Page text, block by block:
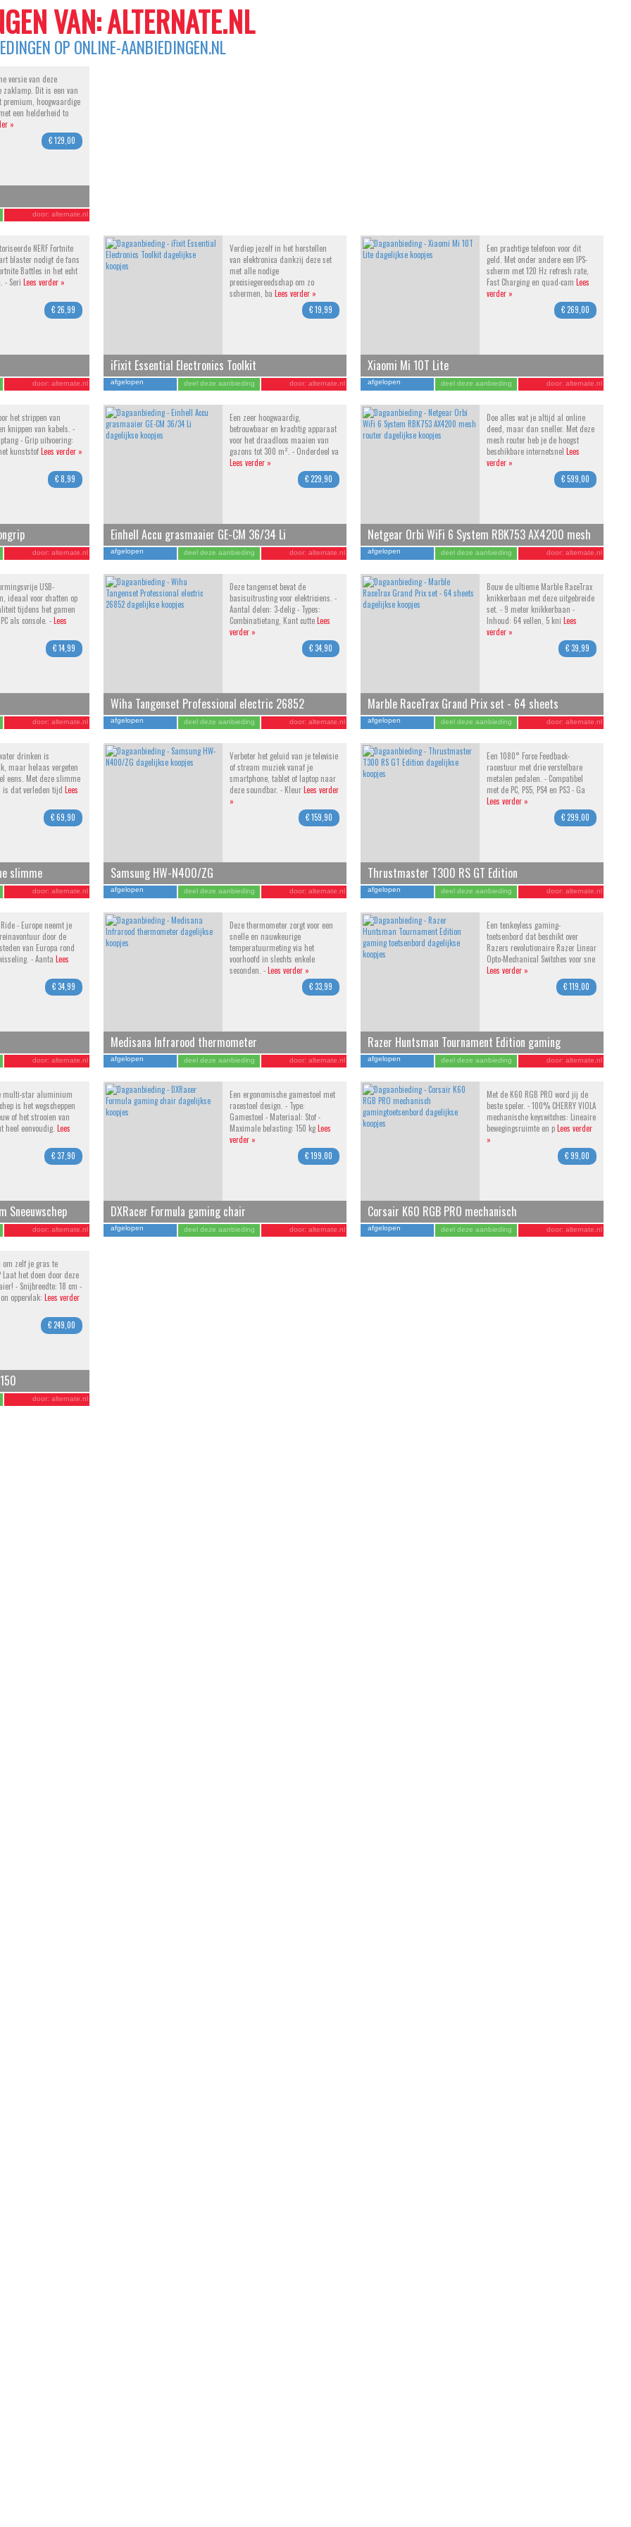
VAN: ALTERNATE.NL
OP ONLINE-AANBIEDINGEN.NL
versie van deze
zaklamp. Dit is een van
premium, hoogwaardige
een helderheid to
»
€ 129,00
door: alternate.nl
NERF Fortnite
blaster nodigt de fans
Battles in het echt
- Seri Lees verder »
€ 26,99
door: alternate.nl
Verdiep jezelf in het herstellen
van elektronica dankzij deze set
met alle nodige
precisiegereedschap om zo
schermen, ba Lees verder »
€ 19,99
iFixit Essential Electronics Toolkit
afgelopen deel deze aanbieding door: alternate.nl
Een prachtige telefoon voor dit
geld. Met onder andere een IPS-
scherm met 120 Hz refresh rate,
Fast Charging en quad-cam Lees
verder »
€ 269,00
Xiaomi Mi 10T Lite
afgelopen deel deze aanbieding door: alternate.nl
het strippen van
knippen van kabels. -
- Grip uitvoering:
kunststofLees verder »
€ 8,99
door: alternate.nl
Een zeer hoogwaardig,
betrouwbaar en krachtig apparaat
voor het draadloos maaien van
gazons tot 300 m². - Onderdeel va
Lees verder »
€ 229,90
Einhell Accu grasmaaier GE-CM 36/34 Li
afgelopen deel deze aanbieding door: alternate.nl
Doe alles wat je altijd al online
deed, maar dan sneller. Met deze
mesh router heb je de hoogst
beschikbare internetsnel Lees
verder »
€ 599,00
Netgear Orbi WiFi 6 System RBK753 AX4200 mesh
router
afgelopen deel deze aanbieding door: alternate.nl
USB-
ideaal voor chatten op
tijdens het gamen
als console. -Lees
€ 14,99
door: alternate.nl
Deze tangenset bevat de
basisuitrusting voor elektriciens. -
Aantal delen: 3-delig - Types:
Combinatietang, Kant cutteLees
verder »
€ 34,90
Wiha Tangenset Professional electric 26852
afgelopen deel deze aanbieding door: alternate.nl
Bouw de ultieme Marble RaceTrax
knikkerbaan met deze uitgebreide
set. - 9 meter knikkerbaan -
Inhoud: 64 vellen, 5 kni Lees
verder »
€ 39,99
Marble RaceTrax Grand Prix set - 64 sheets
afgelopen deel deze aanbieding door: alternate.nl
drinken is
maar helaas vergeten
eens. Met deze slimme
is dat verleden tijd Lees
€ 69,90
slimme
door: alternate.nl
Verbeter het geluid van je televisie
of stream muziek vanaf je
smartphone, tablet of laptop naar
deze soundbar. - KleurLees verder
»
€ 159,90
Samsung HW-N400/ZG
afgelopen deel deze aanbieding door: alternate.nl
Een 1080° Force Feedback-
racestuur met drie verstelbare
metalen pedalen. - Compatibel
met de PC, PS5, PS4 en PS3 - Ga
Lees verder »
€ 299,00
Thrustmaster T300 RS GT Edition
afgelopen deel deze aanbieding door: alternate.nl
- Europe neemt je
door de
van Europa rond
- Aanta Lees
€ 34,99
door: alternate.nl
Deze thermometer zorgt voor een
snelle en nauwkeurige
temperatuurmeting via het
voorhoofd in slechts enkele
seconden. -Lees verder »
€ 33,99
Medisana Infrarood thermometer
afgelopen deel deze aanbieding door: alternate.nl
Een tenkeyless gaming-
toetsenbord dat beschikt over
Razers revolutionaire Razer Linear
Opto-Mechanical Switches voor sne
Lees verder »
€ 119,00
Razer Huntsman Tournament Edition gaming
toetsenbord
afgelopen deel deze aanbieding door: alternate.nl
multi-star aluminium
is het wegscheppen
of het strooien van
heel eenvoudig. Lees
€ 37,90
Sneeuwschep
door: alternate.nl
Een ergonomische gamestoel met
racestoel design. - Type:
Gamestoel - Materiaal: Stof -
Maximale belasting: 150 kgLees
verder »
€ 199,00
DXRacer Formula gaming chair
afgelopen deel deze aanbieding door: alternate.nl
Met de K60 RGB PRO word jij de
beste speler. - 100% CHERRY VIOLA
mechanische keyswitches: Lineaire
bewegingsruimte en pLees verder
»
€ 99,00
Corsair K60 RGB PRO mechanisch
gamingtoetsenbord
afgelopen deel deze aanbieding door: alternate.nl
om zelf je gras te
Laat het doen door deze
- Snijbreedte: 18 cm -
oppervlak: Lees verder
€ 249,00
door: alternate.nl